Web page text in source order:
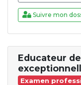
Suivre mon
Educateur
Examen